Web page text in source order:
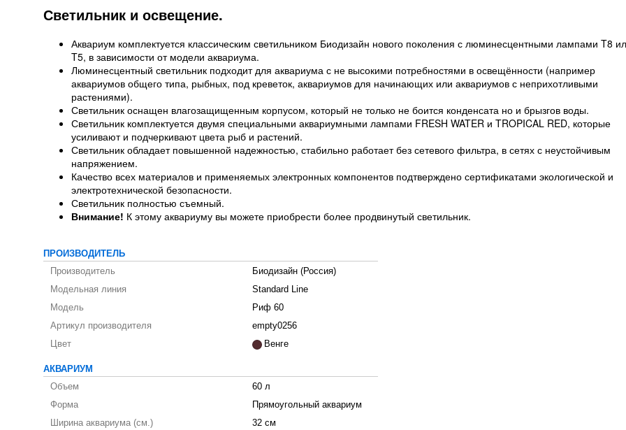
Светильник и освещение.
Аквариум комплектуется классическим светильником Биодизайн нового поколения с люминесцентными лампами T8
T5, в зависимости от модели аквариума.
Люминесцентный светильник подходит для аквариума с не высокими потребностями в освещённости (например
аквариумов общего типа, рыбных, под креветок, аквариумов для начинающих или аквариумов с неприхотливыми
растениями).
Светильник оснащен влагозащищенным корпусом, который не только не боится конденсата но и брызгов воды.
Светильник комплектуется двумя специальными аквариумными лампами FRESH WATER и TROPICAL RED, которые
усиливают и подчеркивают цвета рыб и растений.
Светильник обладает повышенной надежностью, стабильно работает без сетевого фильтра, в сетях с неустойчивым
напряжением.
Качество всех материалов и применяемых электронных компонентов подтверждено сертификатами экологической и
электротехнической безопасности.
Светильник полностью съемный.
Внимание! К этому аквариуму вы можете приобрести более продвинутый светильник.
ПРОИЗВОДИТЕЛЬ
Производитель
Биодизайн (Россия)
Модельная линия
Standard Line
Модель
Риф 60
Артикул производителя
empty0256
Цвет
Венге
АКВАРИУМ
Объем
60 л
Форма
Прямоугольный аквариум
Ширина аквариума (см.)
32 см